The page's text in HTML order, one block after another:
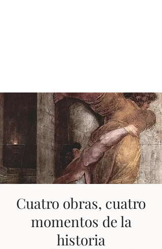
Cuatro obras, cuatro
momentos de la
historia